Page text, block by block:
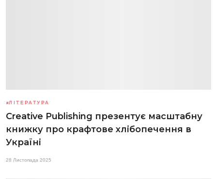
ЛІТЕРАТУРА
Creative Publishing презентує масштабну
книжку про крафтове хлібопечення в
Україні
28 Листопада 2025